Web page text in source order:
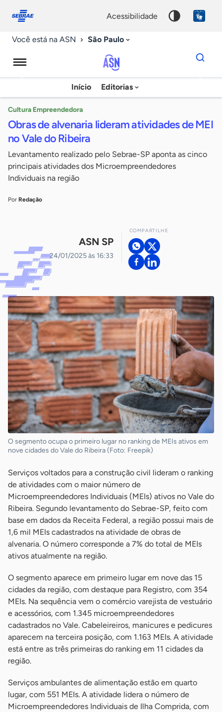
conosco
acessibilidade
Você está na ASN São Paulo
Agência
Sebrae
Notícias
Início Editorias
Dados
para
chave
Cultura Empreendedora
Obras de alvenaria lideram atividades de MEI
no Vale do Ribeira
Levantamento realizado pelo Sebrae-SP aponta as cinco
principais atividades dos Microempreendedores
Individuais na região
Por Redação
ASN SP
24/01/2025 às 16:33
COMPARTILHE
O segmento ocupa o primeiro lugar no ranking de MEIs ativos em
nove cidades do Vale do Ribeira (Foto: Freepik)
Serviços voltados para a construção civil lideram o ranking
de atividades com o maior número de
Microempreendedores Individuais (MEIs) ativos no Vale do
Ribeira. Segundo levantamento do Sebrae-SP, feito com
base em dados da Receita Federal, a região possui mais de
1,6 mil MEIs cadastrados na atividade de obras de
alvenaria. O número corresponde a 7% do total de MEIs
ativos atualmente na região.
O segmento aparece em primeiro lugar em nove das 15
cidades da região, com destaque para Registro, com 354
MEIs. Na sequência vem o comércio varejista de vestuário
e acessórios, com 1.345 microempreendedores
cadastrados no Vale. Cabeleireiros, manicures e pedicures
aparecem na terceira posição, com 1.163 MEIs. A atividade
está entre as três primeiras do ranking em 11 cidades da
região.
Serviços ambulantes de alimentação estão em quarto
lugar, com 551 MEIs. A atividade lidera o número de
Microempreendedores Individuais de Ilha Comprida, com